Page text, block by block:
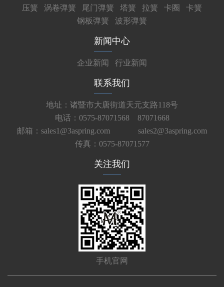
压簧
涡卷弹簧 尾门弹簧 塔簧 拉簧 卡圈
卡簧
钢板弹簧
波形弹簧
新闻中心
企业新闻 行业新闻
联系我们
地址：诸暨市大唐街道天元支路118号
电话：0575-87071568 87071668
邮箱：sales1@3aspring.com
sales2@3aspring.com
传真：0575-87071577
关注我们
手机官网